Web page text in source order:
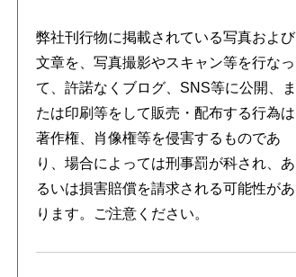
弊社刊行物に掲載されている写真および
文章を、写真撮影やスキャン等を行なっ
て、許諾なくブログ、SNS等に公開、ま
たは印刷等をして販売・配布する行為は
著作権、肖像権等を侵害するものであ
り、場合によっては刑事罰が科され、あ
るいは損害賠償を請求される可能性があ
ります。ご注意ください。